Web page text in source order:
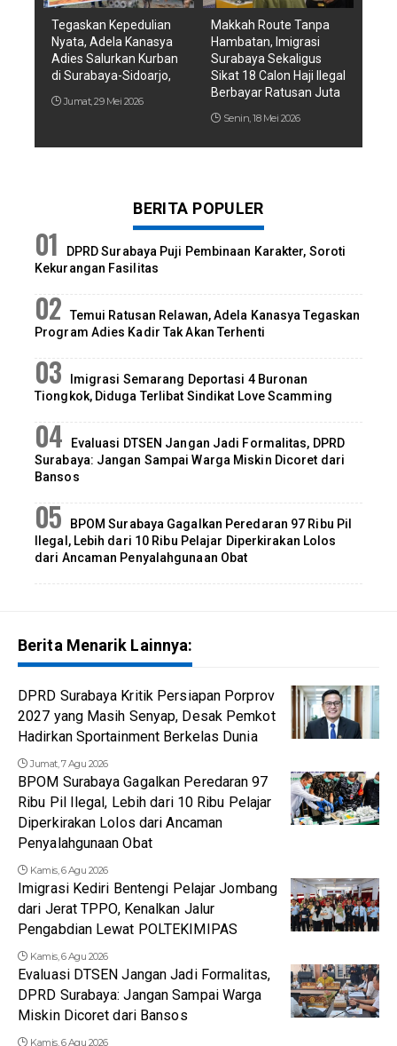
Tegaskan Kepedulian
Nyata, Adela Kanasya
Adies Salurkan Kurban
di Surabaya-Sidoarjo,
Jumat, 29 Mei 2026
Makkah Route Tanpa
Hambatan, Imigrasi
Surabaya Sekaligus
Sikat 18 Calon Haji Ilegal
Berbayar Ratusan Juta
Senin, 18 Mei 2026
BERITA POPULER
DPRD Surabaya Puji Pembinaan Karakter, Soroti
Kekurangan Fasilitas
Temui Ratusan Relawan, Adela Kanasya Tegaskan
Program Adies Kadir Tak Akan Terhenti
Imigrasi Semarang Deportasi 4 Buronan
Tiongkok, Diduga Terlibat Sindikat Love Scamming
Evaluasi DTSEN Jangan Jadi Formalitas, DPRD
Surabaya: Jangan Sampai Warga Miskin Dicoret dari
Bansos
BPOM Surabaya Gagalkan Peredaran 97 Ribu Pil
Ilegal, Lebih dari 10 Ribu Pelajar Diperkirakan Lolos
dari Ancaman Penyalahgunaan Obat
Berita Menarik Lainnya:
DPRD Surabaya Kritik Persiapan Porprov
2027 yang Masih Senyap, Desak Pemkot
Hadirkan Sportainment Berkelas Dunia
Jumat, 7 Agu 2026
BPOM Surabaya Gagalkan Peredaran 97
Ribu Pil Ilegal, Lebih dari 10 Ribu Pelajar
Diperkirakan Lolos dari Ancaman
Penyalahgunaan Obat
Kamis, 6 Agu 2026
Imigrasi Kediri Bentengi Pelajar Jombang
dari Jerat TPPO, Kenalkan Jalur
Pengabdian Lewat POLTEKIMIPAS
Kamis, 6 Agu 2026
Evaluasi DTSEN Jangan Jadi Formalitas,
DPRD Surabaya: Jangan Sampai Warga
Miskin Dicoret dari Bansos
Kamis, 6 Agu 2026